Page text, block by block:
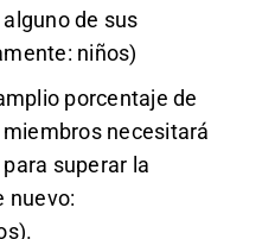
de sus
niños)
porcentaje de
necesitará
superar la
nuevo: